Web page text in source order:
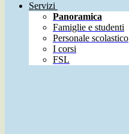
Servizi
Panoramica
Famiglie e studenti
Personale scolastico
I corsi
FSL